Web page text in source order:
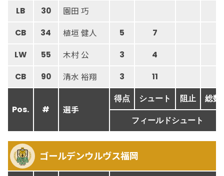
LB 30 園田 巧
CB 34 植垣 健人 5 7
LW 55 木村 公 3 4
CB 90 清水 裕翔 3 11
Pos. # 選手
得点 シュート 阻止 総数
フィールドシュート
ゴールデンウルヴス福岡